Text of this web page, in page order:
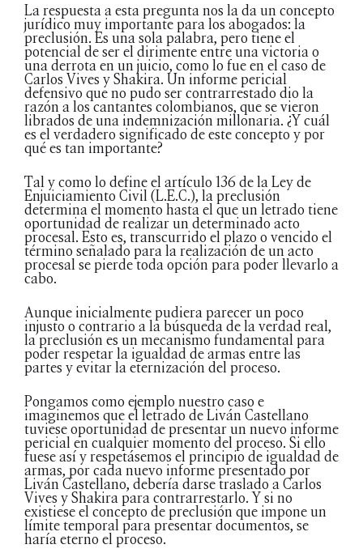
La respuesta a esta pregunta nos la da un concepto
jurídico muy importante para los abogados: la
preclusión. Es una sola palabra, pero tiene el
potencial de ser el dirimente entre una victoria o
una derrota en un juicio, como lo fue en el caso de
Carlos Vives y Shakira. Un informe pericial
defensivo que no pudo ser contrarrestado dio la
razón a los cantantes colombianos, que se vieron
librados de una indemnización millonaria. ¿Y cuál
es el verdadero significado de este concepto y por
qué es tan importante?
Tal y como lo define el artículo 136 de la Ley de
Enjuiciamiento Civil (L.E.C.), la preclusión
determina el momento hasta el que un letrado tiene
oportunidad de realizar un determinado acto
procesal. Esto es, transcurrido el plazo o vencido el
término señalado para la realización de un acto
procesal se pierde toda opción para poder llevarlo a
cabo.
Aunque inicialmente pudiera parecer un poco
injusto o contrario a la búsqueda de la verdad real,
la preclusión es un mecanismo fundamental para
poder respetar la igualdad de armas entre las
partes y evitar la eternización del proceso.
Pongamos como ejemplo nuestro caso e
imaginemos que el letrado de Liván Castellano
tuviese oportunidad de presentar un nuevo informe
pericial en cualquier momento del proceso. Si ello
fuese así y respetásemos el principio de igualdad de
armas, por cada nuevo informe presentado por
Liván Castellano, debería darse traslado a Carlos
Vives y Shakira para contrarrestarlo. Y si no
existiese el concepto de preclusión que impone un
límite temporal para presentar documentos, se
haría eterno el proceso.